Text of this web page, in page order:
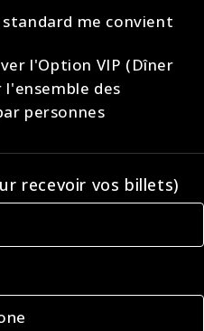
me convient
l'Option VIP (Dîner
des
personnes
recevoir vos billets)